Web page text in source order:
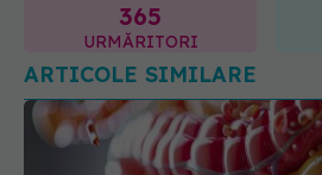
365
URMĂRITORI
ARTICOLE SIMILARE